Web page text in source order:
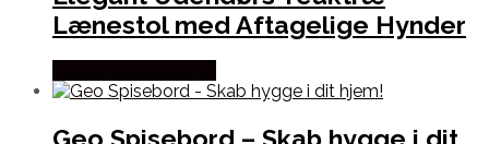
Lænestol med Aftagelige Hynder
Geo Spisebord – Skab hygge i dit